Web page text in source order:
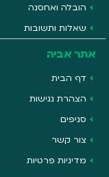
שאלות ותשובות